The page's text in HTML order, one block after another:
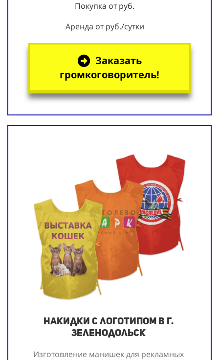
Покупка от руб.
Аренда от руб./сутки
Заказать
громкоговоритель!
Накидки с логотипом в г.
Зеленодольск
Изготовление манишек для рекламных